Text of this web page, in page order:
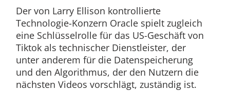
Der von Larry Ellison kontrollierte
Technologie-Konzern Oracle spielt zugleich
eine Schlüsselrolle für das US-Geschäft von
Tiktok als technischer Dienstleister, der
unter anderem für die Datenspeicherung
und den Algorithmus, der den Nutzern die
nächsten Videos vorschlägt, zuständig ist.